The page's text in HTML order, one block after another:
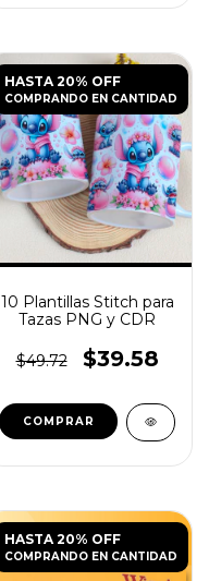
HASTA 20% OFF
COMPRANDO EN CANTIDAD
10 Plantillas Stitch para
Tazas PNG y CDR
$49.72 $39.58
HASTA 20% OFF
COMPRANDO EN CANTIDAD